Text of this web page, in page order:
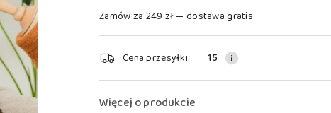
Zamów za 249 zł — dostawa gratis
Dostępność
i
dostawa
Cena przesyłki: 15
Więcej o produkcie